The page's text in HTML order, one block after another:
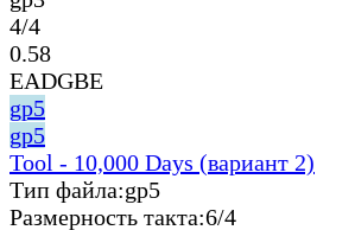
4/4
0.58
EADGBE
gp5
gp5
Tool - 10,000 Days (вариант 2)
Тип файла:gp5
Размерность такта:6/4